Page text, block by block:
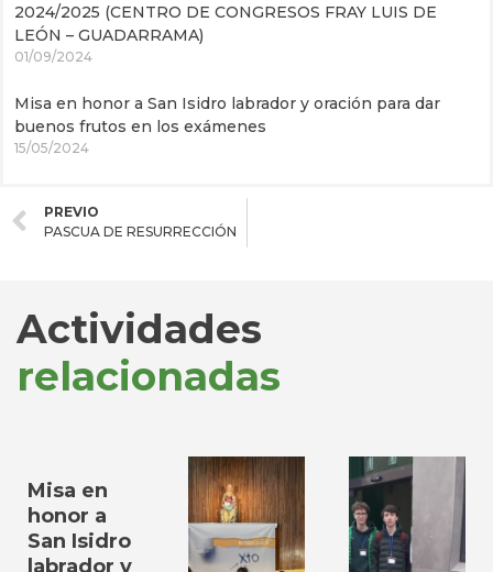
2024/2025 (CENTRO DE CONGRESOS FRAY LUIS DE
LEÓN – GUADARRAMA)
01/09/2024
Misa en honor a San Isidro labrador y oración para dar
buenos frutos en los exámenes
15/05/2024
PREVIO
PASCUA DE RESURRECCIÓN
Actividades
relacionadas
Misa en
honor a
San Isidro
labrador y